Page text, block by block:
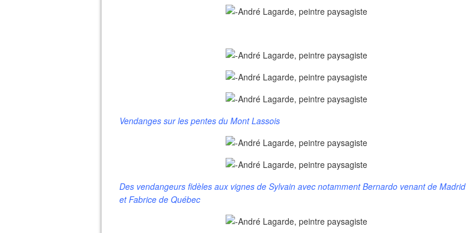
Vendanges sur les pentes du Mont Lassois
Des vendangeurs fidèles aux vignes de Sylvain avec notamment Bernardo venant de Madrid
et Fabrice de Québec